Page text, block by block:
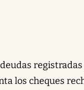
los cheques